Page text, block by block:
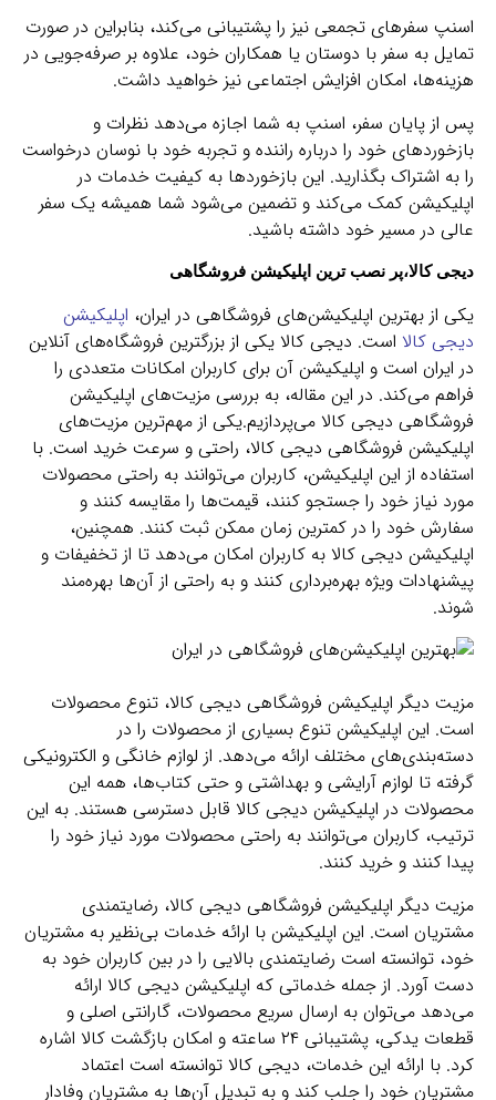
اسنپ سفرهای تجمعی نیز را پشتیبانی می‌کند، بنابراین در صورت
تمایل به سفر با دوستان یا همکاران خود، علاوه بر صرفه‌جویی در
هزینه‌ها، امکان افزایش اجتماعی نیز خواهید داشت.
پس از پایان سفر، اسنپ به شما اجازه می‌دهد نظرات و
بازخوردهای خود را درباره راننده و تجربه خود با نوسان درخواست
را به اشتراک بگذارید. این بازخوردها به کیفیت خدمات در
اپلیکیشن کمک می‌کند و تضمین می‌شود شما همیشه یک سفر
عالی در مسیر خود داشته باشید.
دیجی کالا،پر نصب ترین اپلیکیشن فروشگاهی
یکی از بهترین اپلیکیشن‌های فروشگاهی در ایران، اپلیکیشن
دیجی کالا است. دیجی کالا یکی از بزرگترین فروشگاه‌های آنلاین
در ایران است و اپلیکیشن آن برای کاربران امکانات متعددی را
فراهم می‌کند. در این مقاله، به بررسی مزیت‌های اپلیکیشن
فروشگاهی دیجی کالا می‌پردازیم.یکی از مهم‌ترین مزیت‌های
اپلیکیشن فروشگاهی دیجی کالا، راحتی و سرعت خرید است. با
استفاده از این اپلیکیشن، کاربران می‌توانند به راحتی محصولات
مورد نیاز خود را جستجو کنند، قیمت‌ها را مقایسه کنند و
سفارش خود را در کمترین زمان ممکن ثبت کنند. همچنین،
اپلیکیشن دیجی کالا به کاربران امکان می‌دهد تا از تخفیفات و
پیشنهادات ویژه بهره‌برداری کنند و به راحتی از آن‌ها بهره‌مند
شوند.
مزیت دیگر اپلیکیشن فروشگاهی دیجی کالا، تنوع محصولات
است. این اپلیکیشن تنوع بسیاری از محصولات را در
دسته‌بندی‌های مختلف ارائه می‌دهد. از لوازم خانگی و الکترونیکی
گرفته تا لوازم آرایشی و بهداشتی و حتی کتاب‌ها، همه این
محصولات در اپلیکیشن دیجی کالا قابل دسترسی هستند. به این
ترتیب، کاربران می‌توانند به راحتی محصولات مورد نیاز خود را
پیدا کنند و خرید کنند.
مزیت دیگر اپلیکیشن فروشگاهی دیجی کالا، رضایتمندی
مشتریان است. این اپلیکیشن با ارائه خدمات بی‌نظیر به مشتریان
خود، توانسته است رضایتمندی بالایی را در بین کاربران خود به
دست آورد. از جمله خدماتی که اپلیکیشن دیجی کالا ارائه
می‌دهد می‌توان به ارسال سریع محصولات، گارانتی اصلی و
قطعات یدکی، پشتیبانی ۲۴ ساعته و امکان بازگشت کالا اشاره
کرد. با ارائه این خدمات، دیجی کالا توانسته است اعتماد
مشتریان خود را جلب کند و به تبدیل آن‌ها به مشتریان وفادار